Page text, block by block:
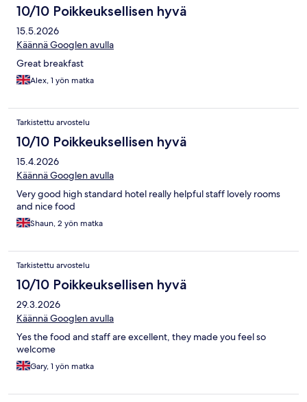
10/10 Poikkeuksellisen hyvä
15.5.2026
Käännä Googlen avulla
Great breakfast
Alex, 1 yön matka
Tarkistettu arvostelu
10/10 Poikkeuksellisen hyvä
15.4.2026
Käännä Googlen avulla
Very good high standard hotel really helpful staff lovely rooms
and nice food
Shaun, 2 yön matka
Tarkistettu arvostelu
10/10 Poikkeuksellisen hyvä
29.3.2026
Käännä Googlen avulla
Yes the food and staff are excellent, they made you feel so
welcome
Gary, 1 yön matka